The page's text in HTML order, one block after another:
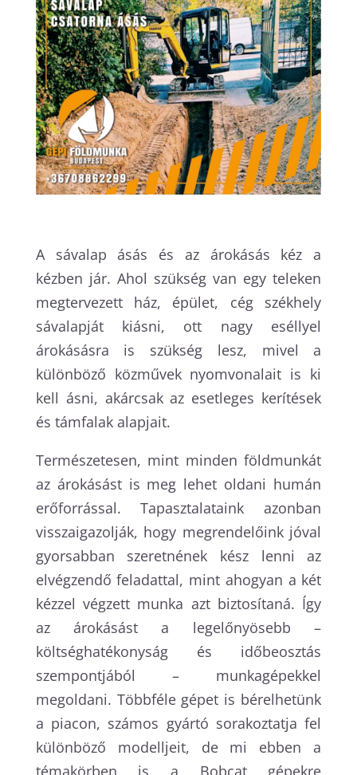
A sávalap ásás és az árokásás kéz a
kézben jár. Ahol szükség van egy teleken
megtervezett ház, épület, cég székhely
sávalapját kiásni, ott nagy eséllyel
árokásásra is szükség lesz, mivel a
különböző közművek nyomvonalait is ki
kell ásni, akárcsak az esetleges kerítések
és támfalak alapjait.
Természetesen, mint minden földmunkát
az árokásást is meg lehet oldani humán
erőforrással. Tapasztalataink azonban
visszaigazolják, hogy megrendelőink jóval
gyorsabban szeretnének kész lenni az
elvégzendő feladattal, mint ahogyan a két
kézzel végzett munka azt biztosítaná. Így
az árokásást a legelőnyösebb –
költséghatékonyság és időbeosztás
szempontjából – munkagépekkel
megoldani. Többféle gépet is bérelhetünk
a piacon, számos gyártó sorakoztatja fel
különböző modelljeit, de mi ebben a
témakörben is a Bobcat gépekre